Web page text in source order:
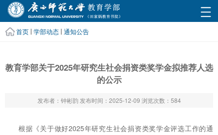
首页 学部动态 通知公告
教育学部关于2025年研究生社会捐资类奖学金拟推荐人选
的公示
发布者：钟彬韵 发布时间：2025-12-09 浏览次数： 584
根据《关于做好2025年研究生社会捐资类奖学金评选工作的通